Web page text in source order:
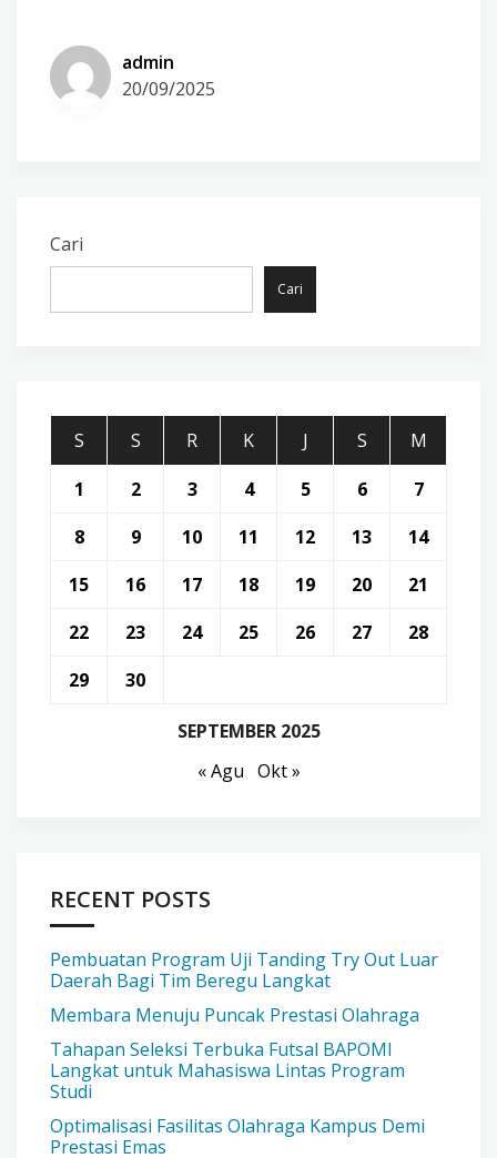
admin
20/09/2025
Cari
Cari
SEPTEMBER 2025
S S R K J S
M
1
2 3 4 5 6
7
8
9 10 11 12 13
14
15
16 17 18 19 20
21
22
23 24 25 26 27
28
29
30
« Agu Okt »
RECENT POSTS
Pembuatan Program Uji Tanding Try Out Luar
Daerah Bagi Tim Beregu Langkat
Membara Menuju Puncak Prestasi Olahraga
Tahapan Seleksi Terbuka Futsal BAPOMI
Langkat untuk Mahasiswa Lintas Program
Studi
Optimalisasi Fasilitas Olahraga Kampus Demi
Prestasi Emas